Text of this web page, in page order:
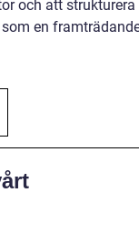
och att strukturera
en